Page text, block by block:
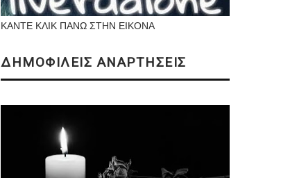
ΚΑΝΤΕ ΚΛΙΚ ΠΑΝΩ ΣΤΗΝ ΕΙΚΟΝΑ
ΔΗΜΟΦΙΛΕΙΣ ΑΝΑΡΤΗΣΕΙΣ